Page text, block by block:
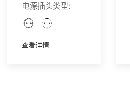
电源插头类型:
查看详情